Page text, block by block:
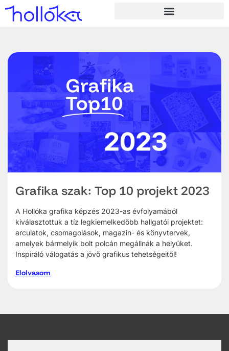
Grafika szak: Top 10 projekt 2023
A Hollóka grafika képzés 2023-as évfolyamából
kiválasztottuk a tíz legkiemelkedőbb hallgatói projektet:
arculatok, csomagolások, magazin- és könyvtervek,
amelyek bármelyik bolt polcán megállnák a helyüket.
Inspiráló válogatás a jövő grafikus tehetségeitől!
Elolvasom